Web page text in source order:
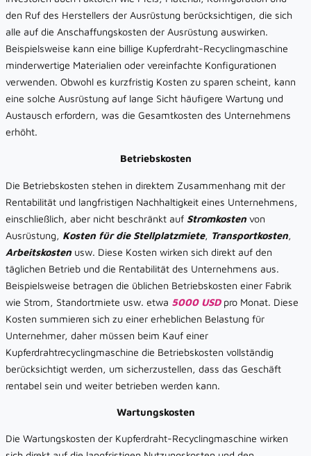
den Ruf des Herstellers der Ausrüstung berücksichtigen, die sich
alle auf die Anschaffungskosten der Ausrüstung auswirken.
Beispielsweise kann eine billige Kupferdraht-Recyclingmaschine
minderwertige Materialien oder vereinfachte Konfigurationen
verwenden. Obwohl es kurzfristig Kosten zu sparen scheint, kann
eine solche Ausrüstung auf lange Sicht häufigere Wartung und
Austausch erfordern, was die Gesamtkosten des Unternehmens
erhöht.
Betriebskosten
Die Betriebskosten stehen in direktem Zusammenhang mit der
Rentabilität und langfristigen Nachhaltigkeit eines Unternehmens,
einschließlich, aber nicht beschränkt auf Stromkostenvon
Ausrüstung, Kosten für die Stellplatzmiete, Transportkosten,
Arbeitskostenusw. Diese Kosten wirken sich direkt auf den
täglichen Betrieb und die Rentabilität des Unternehmens aus.
Beispielsweise betragen die üblichen Betriebskosten einer Fabrik
wie Strom, Standortmiete usw. etwa 5000 USDpro Monat. Diese
Kosten summieren sich zu einer erheblichen Belastung für
Unternehmer, daher müssen beim Kauf einer
Kupferdrahtrecyclingmaschine die Betriebskosten vollständig
berücksichtigt werden, um sicherzustellen, dass das Geschäft
rentabel sein und weiter betrieben werden kann.
Wartungskosten
Die Wartungskosten der Kupferdraht-Recyclingmaschine wirken